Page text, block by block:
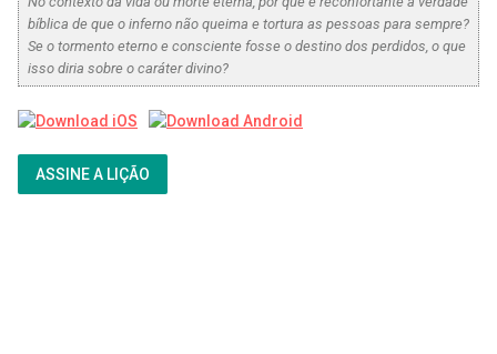
bíblica de que o inferno não queima e tortura as pessoas para sempre?
Se o tormento eterno e consciente fosse o destino dos perdidos, o que
isso diria sobre o caráter divino?
ASSINE A LIÇÃO